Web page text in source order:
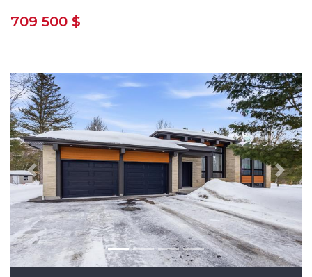
709 500 $
Previous Next